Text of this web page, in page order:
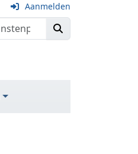
Aanmelden